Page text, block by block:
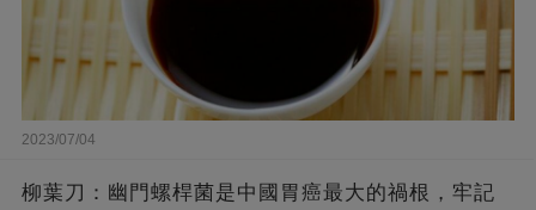
2023/07/04
柳葉刀：幽門螺桿菌是中國胃癌最大的禍根，牢記